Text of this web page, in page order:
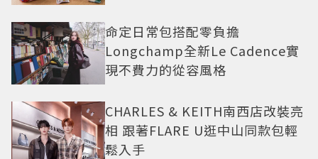
命定日常包搭配零負擔
Longchamp全新Le Cadence實
現不費力的從容風格
CHARLES & KEITH南西店改裝亮
相 跟著FLARE U逛中山同款包輕
鬆入手